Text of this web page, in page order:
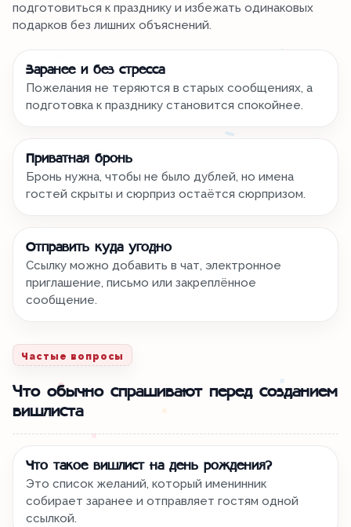
подготовиться к празднику и избежать одинаковых
подарков без лишних объяснений.
Заранее и без стресса
Пожелания не теряются в старых сообщениях, а
подготовка к празднику становится спокойнее.
Приватная бронь
Бронь нужна, чтобы не было дублей, но имена
гостей скрыты и сюрприз остаётся сюрпризом.
Отправить куда угодно
Ссылку можно добавить в чат, электронное
приглашение, письмо или закреплённое
сообщение.
Частые вопросы
Что обычно спрашивают перед созданием
вишлиста
Что такое вишлист на день рождения?
Это список желаний, который именинник
собирает заранее и отправляет гостям одной
ссылкой.